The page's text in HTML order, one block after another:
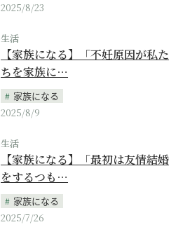
2025/8/23
生活
【家族になる】「不妊原因が私た
ちを家族に…
家族になる
2025/8/9
生活
【家族になる】「最初は友情結婚
をするつも…
家族になる
2025/7/26